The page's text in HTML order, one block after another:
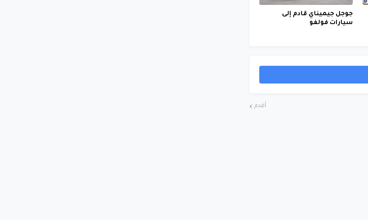
جوجل جيميناي قادم إلى
سيارات فولفو
أقدم